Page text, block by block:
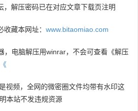
，解压密码已在对应文章下载页注明
藏本网址： www.bitaomiao.com
，电脑解压用winrar，不会可查看《解压
视频，全网的微密圈文件均带有水印这
本站不发违规资源